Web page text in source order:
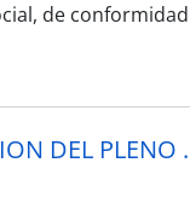
de
007_ACTA_005-AN-2025-